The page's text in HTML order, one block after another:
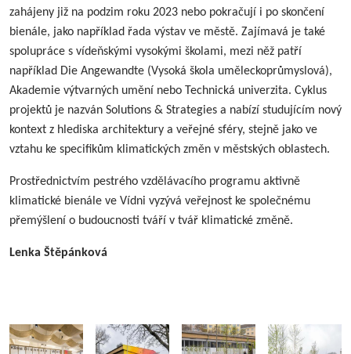
zahájeny již na podzim roku 2023 nebo pokračují i po skončení
bienále, jako například řada výstav ve městě. Zajímavá je také
spolupráce s vídeňskými vysokými školami, mezi něž patří
například Die Angewandte (Vysoká škola uměleckoprůmyslová),
Akademie výtvarných umění nebo Technická univerzita. Cyklus
projektů je nazván Solutions & Strategies a nabízí studujícím nový
kontext z hlediska architektury a veřejné sféry, stejně jako ve
vztahu ke specifikům klimatických změn v městských oblastech.
Prostřednictvím pestrého vzdělávacího programu aktivně
klimatické bienále ve Vídni vyzývá veřejnost ke společnému
přemýšlení o budoucnosti tváří v tvář klimatické změně.
Lenka Štěpánková